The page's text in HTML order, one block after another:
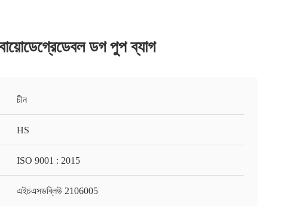
ডগ পুপ ব্যাগ
চীন
HS
ISO 9001 : 2015
এইচএসডব্লিউ 2106005